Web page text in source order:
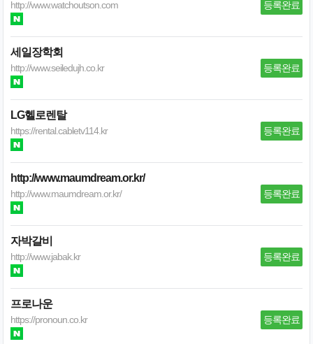
http://www.watchoutson.com 등록완료
세일장학회
http://www.seiledujh.co.kr 등록완료
LG헬로렌탈
https://rental.cabletv114.kr 등록완료
http://www.maumdream.or.kr/
http://www.maumdream.or.kr/ 등록완료
자박갈비
http://www.jabak.kr 등록완료
프로나운
https://pronoun.co.kr 등록완료